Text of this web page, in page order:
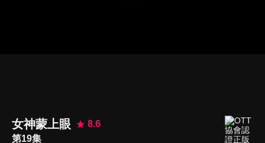
女神蒙上眼
8.6
第19集